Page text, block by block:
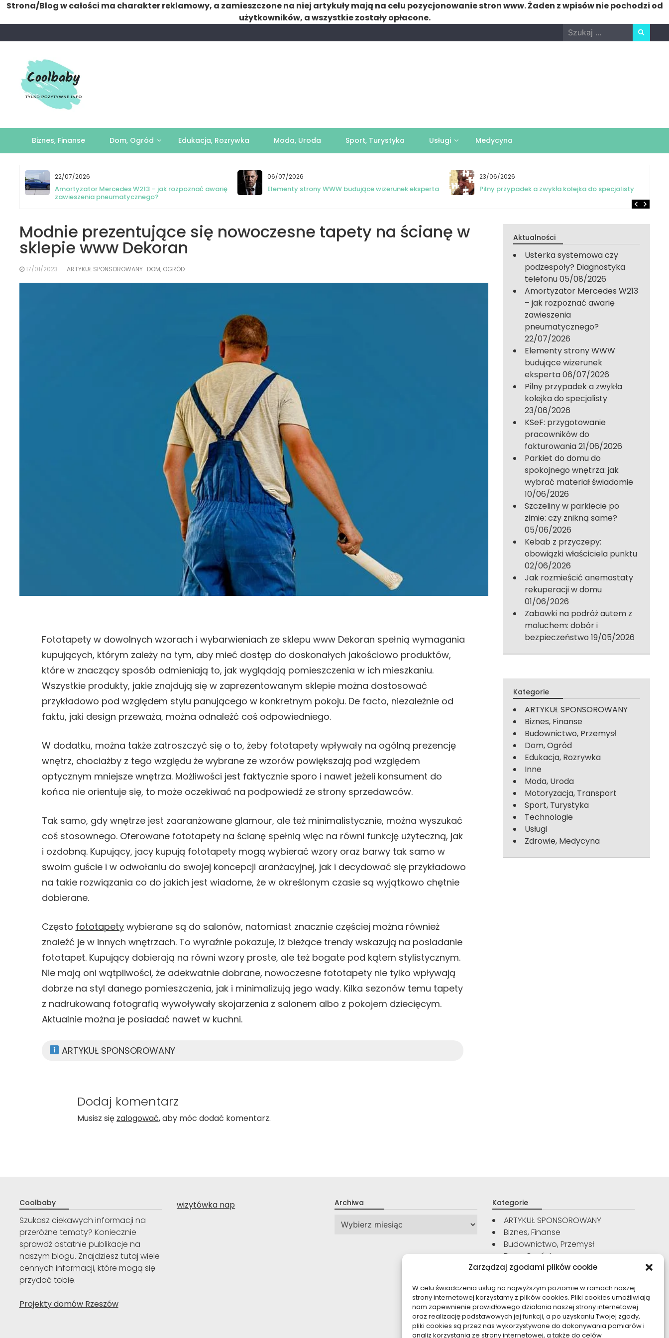
Zarządzaj zgodami plików cookie
W celu świadczenia usług na najwyższym poziomie w ramach naszej
strony internetowej korzystamy z plików cookies. Pliki cookies umożliwiają
nam zapewnienie prawidłowego działania naszej strony internetowej
oraz realizację podstawowych jej funkcji, a po uzyskaniu Twojej zgody,
pliki cookies są przez nas wykorzystywane do dokonywania pomiarów i
analiz korzystania ze strony internetowej, a także do celów
Strona/Blog w całości ma charakter reklamowy, a zamieszczone na niej artykuły mają na celu pozycjonowanie stron www. Żaden z wpisów nie pochodzi od
użytkowników, a wszystkie zostały opłacone.
to
Search
for:
Biznes, Finanse Dom, Ogród Edukacja, Rozrywka Moda, Uroda Sport, Turystyka Usługi Medycyna
22/07/2026
Amortyzator Mercedes W213 – jak rozpoznać awarię
zawieszenia pneumatycznego?
06/07/2026
Elementy strony WWW budujące wizerunek eksperta
23/06/2026
Pilny przypadek a zwykła kolejka do specjalisty
Modnie prezentujące się nowoczesne tapety na ścianę w
sklepie www Dekoran
17/01/2023 ARTYKUŁ SPONSOROWANY DOM, OGRÓD
Fototapety w dowolnych wzorach i wybarwieniach ze sklepu www Dekoran spełnią wymagania
kupujących, którym zależy na tym, aby mieć dostęp do doskonałych jakościowo produktów,
które w znaczący sposób odmieniają to, jak wyglądają pomieszczenia w ich mieszkaniu.
Wszystkie produkty, jakie znajdują się w zaprezentowanym sklepie można dostosować
przykładowo pod względem stylu panującego w konkretnym pokoju. De facto, niezależnie od
faktu, jaki design przeważa, można odnaleźć coś odpowiedniego.
W dodatku, można także zatroszczyć się o to, żeby fototapety wpływały na ogólną prezencję
wnętrz, chociażby z tego względu że wybrane ze wzorów powiększają pod względem
optycznym mniejsze wnętrza. Możliwości jest faktycznie sporo i nawet jeżeli konsument do
końca nie orientuje się, to może oczekiwać na podpowiedź ze strony sprzedawców.
Tak samo, gdy wnętrze jest zaaranżowane glamour, ale też minimalistycznie, można wyszukać
coś stosownego. Oferowane fototapety na ścianę spełnią więc na równi funkcję użyteczną, jak
i ozdobną. Kupujący, jacy kupują fototapety mogą wybierać wzory oraz barwy tak samo w
swoim guście i w odwołaniu do swojej koncepcji aranżacyjnej, jak i decydować się przykładowo
na takie rozwiązania co do jakich jest wiadome, że w określonym czasie są wyjątkowo chętnie
dobierane.
Często fototapetywybierane są do salonów, natomiast znacznie częściej można również
znaleźć je w innych wnętrzach. To wyraźnie pokazuje, iż bieżące trendy wskazują na posiadanie
fototapet. Kupujący dobierają na równi wzory proste, ale też bogate pod kątem stylistycznym.
Nie mają oni wątpliwości, że adekwatnie dobrane, nowoczesne fototapety nie tylko wpływają
dobrze na styl danego pomieszczenia, jak i minimalizują jego wady. Kilka sezonów temu tapety
z nadrukowaną fotografią wywoływały skojarzenia z salonem albo z pokojem dziecięcym.
Aktualnie można je posiadać nawet w kuchni.
ARTYKUŁ SPONSOROWANY
Dodaj komentarz
Musisz się zalogować, aby móc dodać komentarz.
Aktualności
Usterka systemowa czy
podzespoły? Diagnostyka
telefonu05/08/2026
Amortyzator Mercedes W213
– jak rozpoznać awarię
zawieszenia
pneumatycznego?
22/07/2026
Elementy strony WWW
budujące wizerunek
eksperta06/07/2026
Pilny przypadek a zwykła
kolejka do specjalisty
23/06/2026
KSeF: przygotowanie
pracowników do
fakturowania21/06/2026
Parkiet do domu do
spokojnego wnętrza: jak
wybrać materiał świadomie
10/06/2026
Szczeliny w parkiecie po
zimie: czy znikną same?
05/06/2026
Kebab z przyczepy:
obowiązki właściciela punktu
02/06/2026
Jak rozmieścić anemostaty
rekuperacji w domu
01/06/2026
Zabawki na podróż autem z
maluchem: dobór i
bezpieczeństwo 19/05/2026
Kategorie
ARTYKUŁ SPONSOROWANY
Biznes, Finanse
Budownictwo, Przemysł
Dom, Ogród
Edukacja, Rozrywka
Inne
Moda, Uroda
Motoryzacja, Transport
Sport, Turystyka
Technologie
Usługi
Zdrowie, Medycyna
Coolbaby
Szukasz ciekawych informacji na
przeróżne tematy? Koniecznie
sprawdź ostatnie publikacje na
naszym blogu. Znajdziesz tutaj wiele
cennych informacji, które mogą się
przydać tobie.
Projekty domów Rzeszów
wizytówka nap Archiwa
Archiwa
Kategorie
ARTYKUŁ SPONSOROWANY
Biznes, Finanse
Budownictwo, Przemysł
Dom, Ogród
Edukacja, Rozrywka
Moda, Uroda
Motoryzacja, Transport
Sport, Turystyka
Technologie